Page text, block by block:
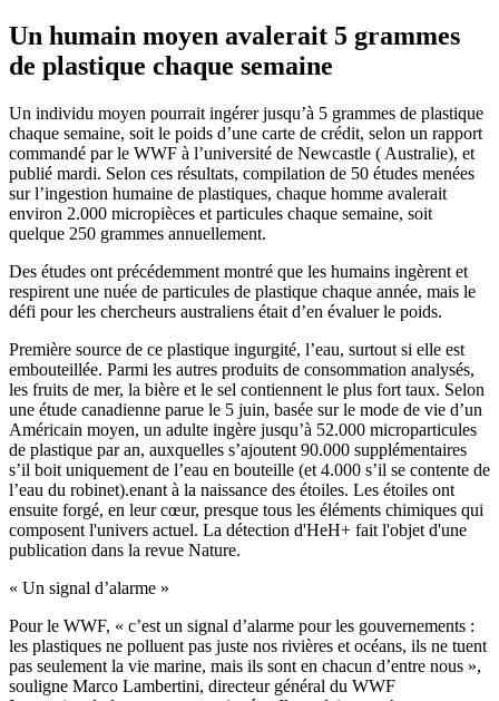
Un humain moyen avalerait 5 grammes
de plastique chaque semaine
Un individu moyen pourrait ingérer jusqu’à 5 grammes de plastique
chaque semaine, soit le poids d’une carte de crédit, selon un rapport
commandé par le WWF à l’université de Newcastle ( Australie), et
publié mardi. Selon ces résultats, compilation de 50 études menées
sur l’ingestion humaine de plastiques, chaque homme avalerait
environ 2.000 micropièces et particules chaque semaine, soit
quelque 250 grammes annuellement.
Des études ont précédemment montré que les humains ingèrent et
respirent une nuée de particules de plastique chaque année, mais le
défi pour les chercheurs australiens était d’en évaluer le poids.
Première source de ce plastique ingurgité, l’eau, surtout si elle est
embouteillée. Parmi les autres produits de consommation analysés,
les fruits de mer, la bière et le sel contiennent le plus fort taux. Selon
une étude canadienne parue le 5 juin, basée sur le mode de vie d’un
Américain moyen, un adulte ingère jusqu’à 52.000 microparticules
de plastique par an, auxquelles s’ajoutent 90.000 supplémentaires
s’il boit uniquement de l’eau en bouteille (et 4.000 s’il se contente de
l’eau du robinet).enant à la naissance des étoiles. Les étoiles ont
ensuite forgé, en leur cœur, presque tous les éléments chimiques qui
composent l'univers actuel. La détection d'HeH+ fait l'objet d'une
publication dans la revue Nature.
« Un signal d’alarme »
Pour le WWF, « c’est un signal d’alarme pour les gouvernements :
les plastiques ne polluent pas juste nos rivières et océans, ils ne tuent
pas seulement la vie marine, mais ils sont en chacun d’entre nous »,
souligne Marco Lambertini, directeur général du WWF